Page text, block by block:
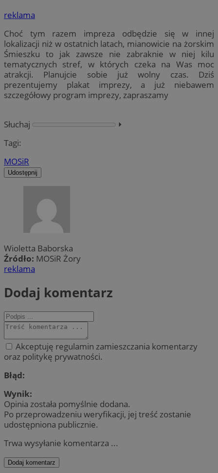
reklama
Choć tym razem impreza odbędzie się w innej
lokalizacji niż w ostatnich latach, mianowicie na żorskim
Śmieszku to jak zawsze nie zabraknie w niej kilu
tematycznych stref, w których czeka na Was moc
atrakcji. Planujcie sobie już wolny czas. Dziś
prezentujemy plakat imprezy, a już niebawem
szczegółowy program imprezy, zapraszamy
Słuchaj
⏵︎
Tagi:
MOSiR
Udostępnij
Wioletta Baborska
Źródło: MOSiR Żory
reklama
Dodaj komentarz
Akceptuję regulamin zamieszczania komentarzy
oraz politykę prywatności.
Błąd:
Wynik:
Opinia została pomyślnie dodana.
Po przeprowadzeniu weryfikacji, jej treść zostanie
udostępniona publicznie.
Trwa wysyłanie komentarza ...
Dodaj komentarz